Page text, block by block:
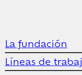
La fundación
Líneas de